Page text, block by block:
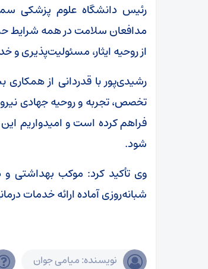
رئیس دانشگاه علوم پزشکی
مدافعان سلامت در همه شرایط
از روحیه ایثار، مسئولیت‌پذیری
رشیدی‌پور با قدردانی از
تخصص، تجربه و روحیه جهادی
فراهم کرده است و امیدواریم
شود.
وی تأکید کرد: موکب بهداشتی و
شبانه‌روزی آماده ارائه خدمات
نویسنده: میامی جوان